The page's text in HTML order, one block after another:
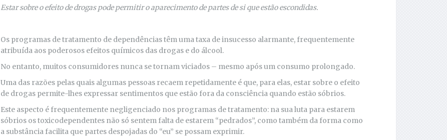
Estar sobre o efeito de drogas pode permitir o aparecimento de partes de si que estão escondidas.
Os programas de tratamento de dependências têm uma taxa de insucesso alarmante, frequentemente
atribuída aos poderosos efeitos químicos das drogas e do álcool.
No entanto, muitos consumidores nunca se tornam viciados – mesmo após um consumo prolongado.
Uma das razões pelas quais algumas pessoas recaem repetidamente é que, para elas, estar sobre o efeito
de drogas permite-lhes expressar sentimentos que estão fora da consciência quando estão sóbrios.
Este aspecto é frequentemente negligenciado nos programas de tratamento: na sua luta para estarem
sóbrios os toxicodependentes não só sentem falta de estarem “pedrados”, como também da forma como
a substância facilita que partes despojadas do “eu” se possam exprimir.